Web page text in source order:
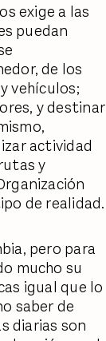
exige a las
puedan
de los
vehículos;
y destinar
actividad
y
de realidad.
pero para
mucho su
igual que lo
saber de
diarias son